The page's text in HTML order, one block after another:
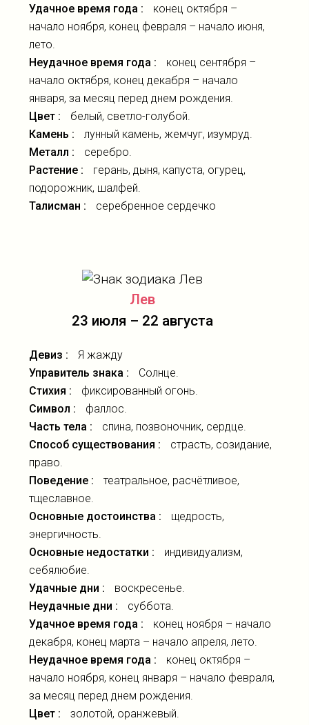
Удачное время года :
конец октября –
начало ноября, конец февраля – начало июня,
лето.
Неудачное время года :
конец сентября –
начало октября, конец декабря – начало
января, за месяц перед днем рождения.
Цвет :
белый, светло-голубой.
Камень :
лунный камень, жемчуг, изумруд.
Металл :
серебро.
Растение :
герань, дыня, капуста, огурец,
подорожник, шалфей.
Талисман :
серебренное сердечко
Лев
23 июля – 22 августа
Девиз :
Я жажду
Управитель знака :
Солнце.
Стихия :
фиксированный огонь.
Символ :
фаллос.
Часть тела :
спина, позвоночник, сердце.
Способ существования :
страсть, созидание,
право.
Поведение :
театральное, расчётливое,
тщеславное.
Основные достоинства :
щедрость,
энергичность.
Основные недостатки :
индивидуализм,
себялюбие.
Удачные дни :
воскресенье.
Неудачные дни :
суббота.
Удачное время года :
конец ноября – начало
декабря, конец марта – начало апреля, лето.
Неудачное время года :
конец октября –
начало ноября, конец января – начало февраля,
за месяц перед днем рождения.
Цвет :
золотой, оранжевый.